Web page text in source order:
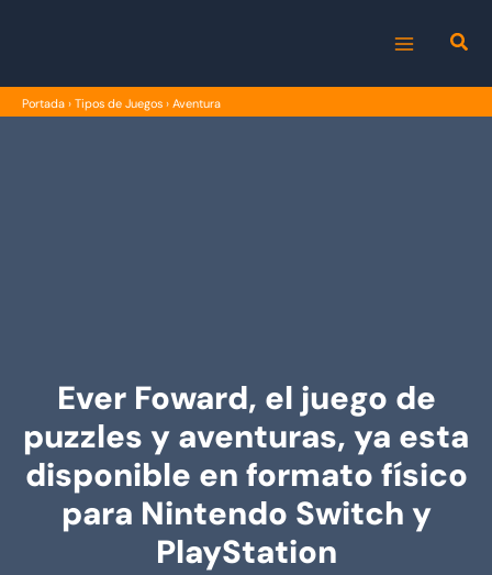
MENU
Portada › Tipos de Juegos › Aventura
Ever Foward, el juego de
puzzles y aventuras, ya esta
disponible en formato físico
para Nintendo Switch y
PlayStation